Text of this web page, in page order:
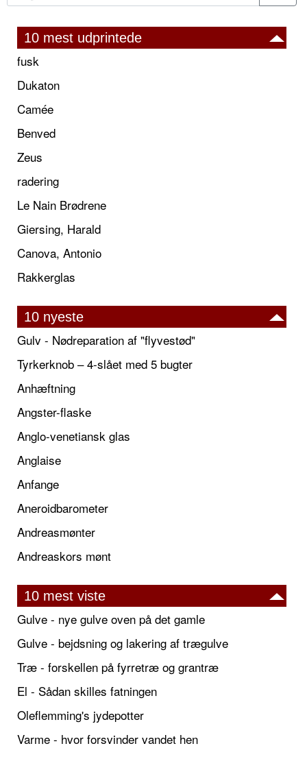
10 mest udprintede
fusk
Dukaton
Camée
Benved
Zeus
radering
Le Nain Brødrene
Giersing, Harald
Canova, Antonio
Rakkerglas
10 nyeste
Gulv - Nødreparation af "flyvestød"
Tyrkerknob – 4-slået med 5 bugter
Anhæftning
Angster-flaske
Anglo-venetiansk glas
Anglaise
Anfange
Aneroidbarometer
Andreasmønter
Andreaskors mønt
10 mest viste
Gulve - nye gulve oven på det gamle
Gulve - bejdsning og lakering af trægulve
Træ - forskellen på fyrretræ og grantræ
El - Sådan skilles fatningen
Oleflemming's jydepotter
Varme - hvor forsvinder vandet hen